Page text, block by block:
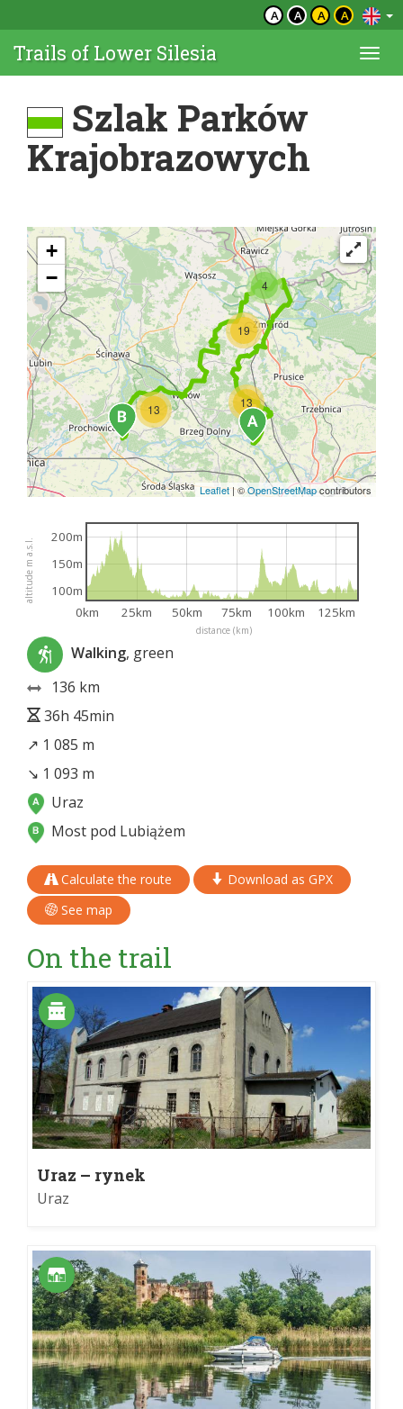
A A A A
Trails of Lower Silesia
Szlak Parków
Krajobrazowych
13
19
13
4
+
−
Leaflet |©OpenStreetMapcontributors
distance (km)
altitude m a.s.l.
0km 25km 50km 75km 100km 125km
100m
150m
200m
Walking, green
136 km
36h 45min
↗ 1 085 m
↘ 1 093 m
Uraz
Most pod Lubiążem
Calculate the route
Download as GPX
See map
On the trail
Uraz – rynek
Uraz